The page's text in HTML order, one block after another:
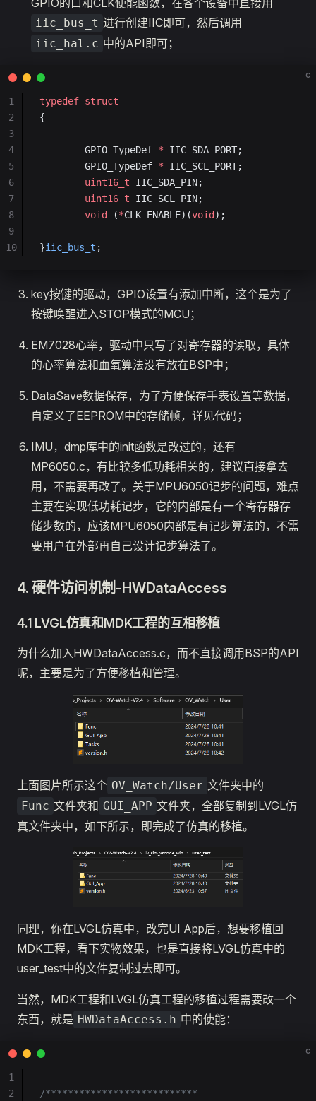
GPIO的口和CLK使能函数，在各个设备中直接用
iic_bus_t 进行创建IIC即可，然后调用
iic_hal.c 中的API即可；
c
typedef struct
{
        GPIO_TypeDef
* IIC_SDA_PORT;
	    GPIO_TypeDef
* IIC_SCL_PORT;
	    uint16_t
IIC_SDA_PIN;
	    uint16_t
IIC_SCL_PIN;
	    void
(*CLK_ENABLE)(void );
}iic_bus_t ;
1
2
3
4
5
6
7
8
9
10
key按键的驱动，GPIO设置有添加中断，这个是为了
按键唤醒进入STOP模式的MCU；
EM7028心率，驱动中只写了对寄存器的读取，具体
的心率算法和血氧算法没有放在BSP中；
DataSave数据保存，为了方便保存手表设置等数据，
自定义了EEPROM中的存储帧，详见代码；
IMU，dmp库中的init函数是改过的，还有
MP6050.c，有比较多低功耗相关的，建议直接拿去
用，不需要再改了。关于MPU6050记步的问题，难点
主要在实现低功耗记步，它的内部是有一个寄存器存
储步数的，应该MPU6050内部是有记步算法的，不需
要用户在外部再自己设计记步算法了。
4. 硬件访问机制-HWDataAccess
4.1 LVGL仿真和MDK工程的互相移植
为什么加入HWDataAccess.c，而不直接调用BSP的API
呢，主要是为了方便移植和管理。
上面图片所示这个 OV_Watch/User 文件夹中的
Func 文件夹和 GUI_APP 文件夹，全部复制到LVGL仿
真文件夹中，如下所示，即完成了仿真的移植。
同理，你在LVGL仿真中，改完UI App后，想要移植回
MDK工程，看下实物效果，也是直接将LVGL仿真中的
user_test中的文件复制过去即可。
当然，MDK工程和LVGL仿真工程的移植过程需要改一个
东西，就是 HWDataAccess.h 中的使能：
c
/***************************
1
2